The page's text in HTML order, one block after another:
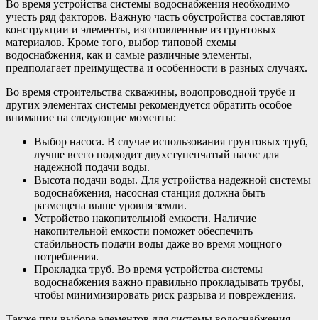
Во время устройства системы водоснабжения необходимо
учесть ряд факторов. Важную часть обустройства составляют
конструкции и элементы, изготовленные из грунтовых
материалов. Кроме того, выбор типовой схемы
водоснабжения, как и самые различные элементы,
предполагает преимущества и особенности в разных случаях.
Во время строительства скважины, водопроводной трубе и
других элементах системы рекомендуется обратить особое
внимание на следующие моменты:
Выбор насоса. В случае использования грунтовых труб,
лучше всего подходит двухступенчатый насос для
надежной подачи воды.
Высота подачи воды. Для устройства надежной системы
водоснабжения, насосная станция должна быть
размещена выше уровня земли.
Устройство накопительной емкости. Наличие
накопительной емкости поможет обеспечить
стабильность подачи воды даже во время мощного
потребления.
Прокладка труб. Во время устройства системы
водоснабжения важно правильно прокладывать трубы,
чтобы минимизировать риск разрыва и повреждения.